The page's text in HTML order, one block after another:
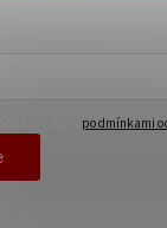
podmínkami